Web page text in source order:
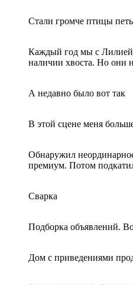
Стали громче птицы
Каждый год мы с Лилией
наличии хвоста. Но они
А недавно было вот так
В этой сцене меня
Обнаружил
премиум. Потом
Сварка
Подборка объявлений.
Дом с приведениями